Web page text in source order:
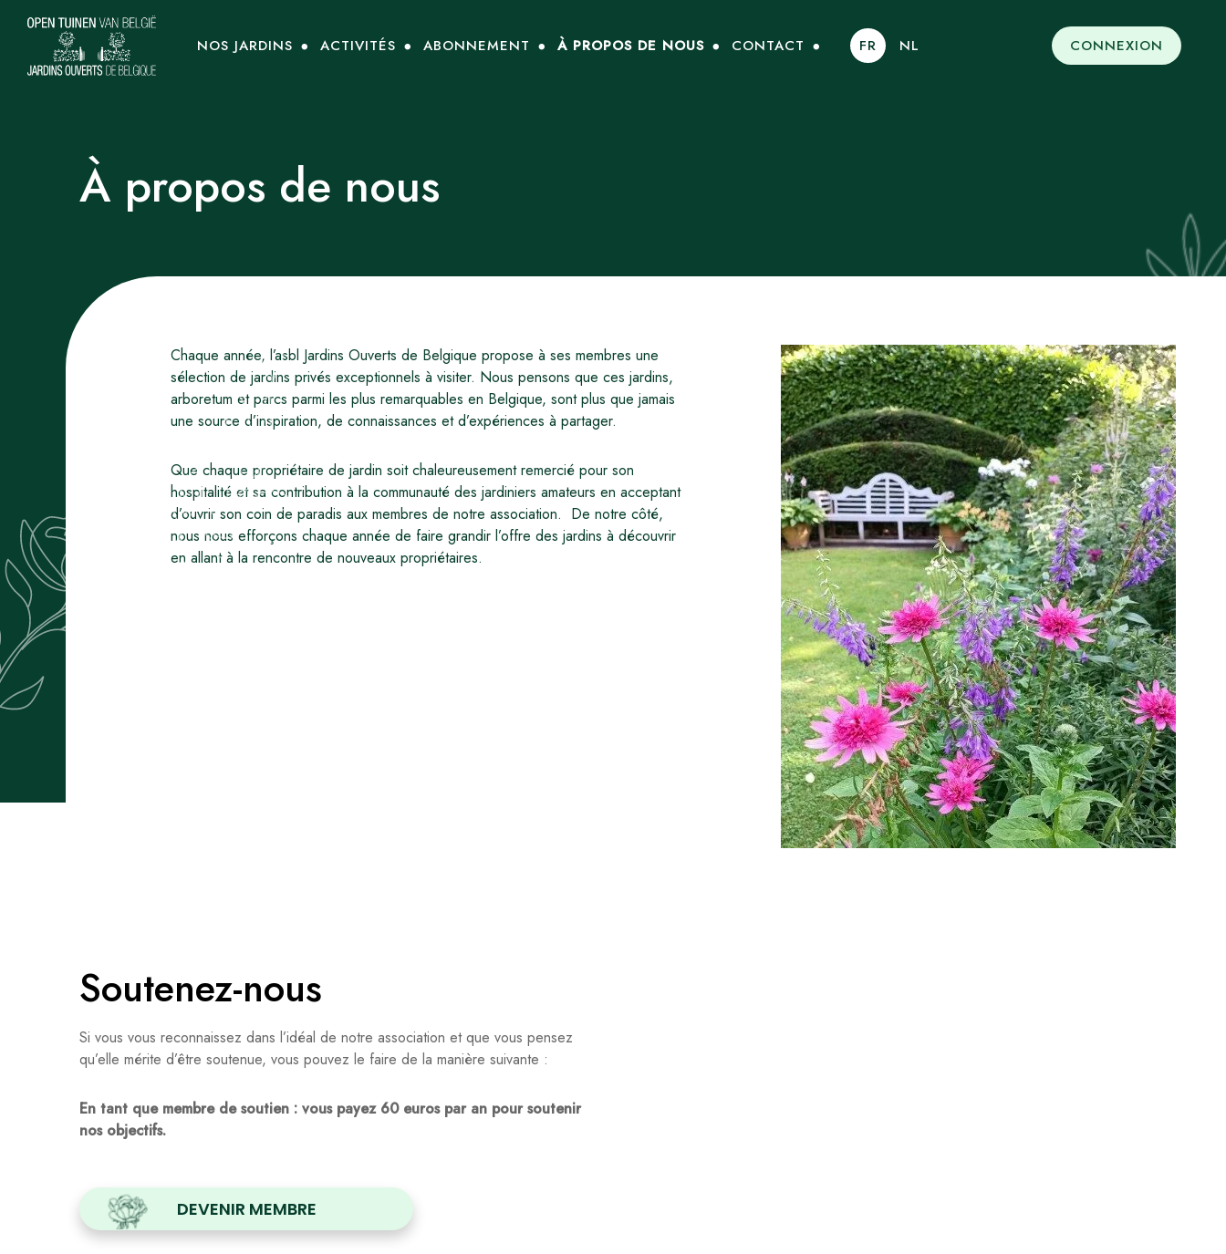
NOS JARDINS ACTIVITÉS ABONNEMENT À PROPOS DE NOUS CONTACT CONNEXION
FR NL
À propos de nous
Chaque année, l’asbl Jardins Ouverts de Belgique propose à ses membres une
sélection de jardins privés exceptionnels à visiter. Nous pensons que ces jardins,
arboretum et parcs parmi les plus remarquables en Belgique, sont plus que jamais
une source d’inspiration, de connaissances et d’expériences à partager.
Que chaque propriétaire de jardin soit chaleureusement remercié pour son
hospitalité et sa contribution à la communauté des jardiniers amateurs en acceptant
d’ouvrir son coin de paradis aux membres de notre association. De notre côté,
nous nous efforçons chaque année de faire grandir l’offre des jardins à découvrir
en allant à la rencontre de nouveaux propriétaires.
Soutenez-nous
Si vous vous reconnaissez dans l’idéal de notre association et que vous pensez
qu’elle mérite d’être soutenue, vous pouvez le faire de la manière suivante :
En tant que membre de soutien : vous payez 60 euros par an pour soutenir
nos objectifs.
DEVENIR MEMBRE